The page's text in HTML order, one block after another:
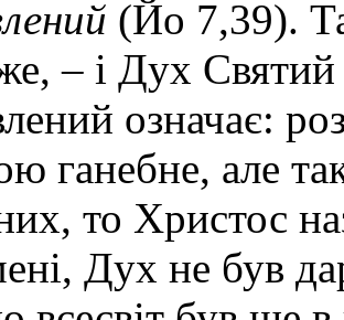
(Йо 7,39).
– і Дух
означає:
ганебне, але
то Христос
Дух не був